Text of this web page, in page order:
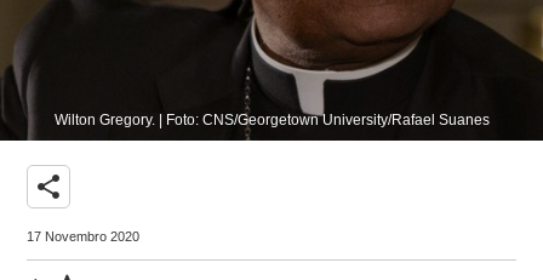
Wilton Gregory. | Foto: CNS/Georgetown University/Rafael Suanes
share
17 Novembro 2020